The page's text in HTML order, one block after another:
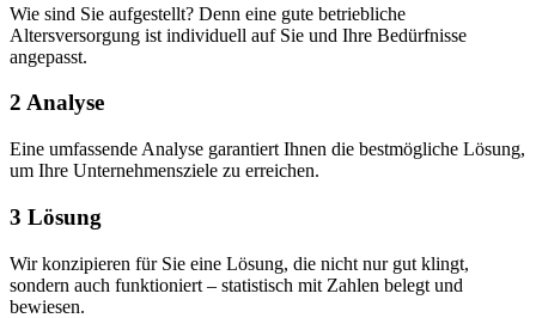
Wie sind Sie aufgestellt? Denn eine gute betriebliche
Altersversorgung ist individuell auf Sie und Ihre Bedürfnisse
angepasst.
2 Analyse
Eine umfassende Analyse garantiert Ihnen die bestmögliche Lösung,
um Ihre Unternehmensziele zu erreichen.
3 Lösung
Wir konzipieren für Sie eine Lösung, die nicht nur gut klingt,
sondern auch funktioniert – statistisch mit Zahlen belegt und
bewiesen.